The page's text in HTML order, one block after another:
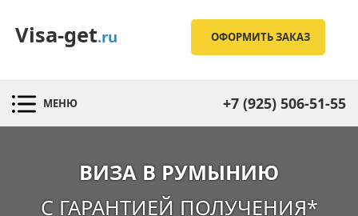
Visa-get.ru
+7 (925) 506-51-55
ОФОРМИТЬ ЗАКАЗ
МЕНЮ
ВИЗА В РУМЫНИЮ
С ГАРАНТИЕЙ ПОЛУЧЕНИЯ*